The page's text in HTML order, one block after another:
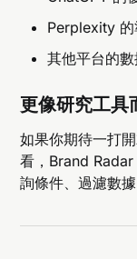
Perplexity
其他平台的
更像研究工具
如果你期待一打
看，Brand
詢條件、過濾數